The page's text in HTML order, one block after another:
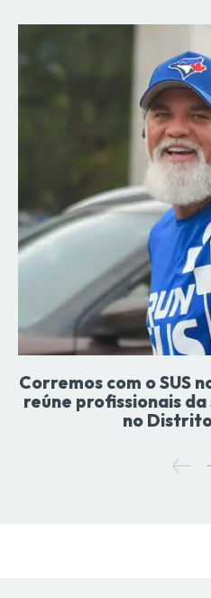
Corremos com o SUS
reúne profissionais
no